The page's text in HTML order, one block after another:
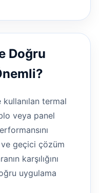
Doğru
termal
veya panel
geçici çözüm
karşılığını
uygulama